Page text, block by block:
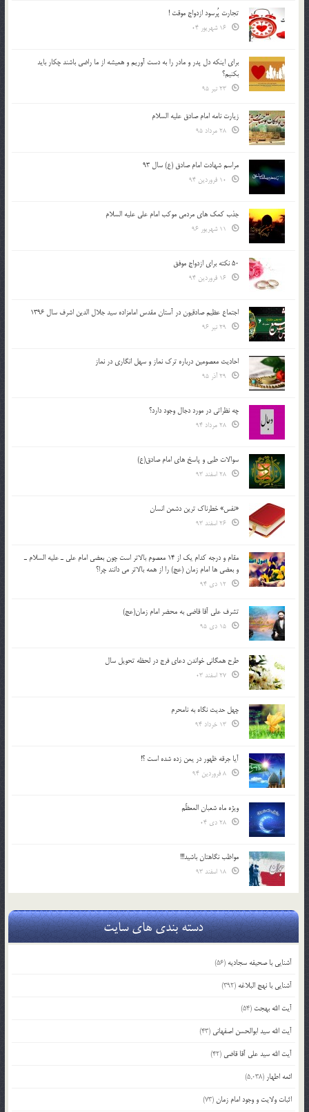
تجارت پُرسود ازدواج موقت !
براي اينكه دل پدر و مادر را به دست آوريم و هميشه از ما راضي باشند چكار بايد
بكنيم؟
زیارت نامه امام صادق علیه السلام
مراسم شهادت امام صادق (ع) سال 93
جذب کمک های مردمی موکب امام علی علیه السلام
50 نکته برای ازدواج موفق
اجتماع عظیم صادقیون در آستان مقدس امامزاده سید جلال الدین اشرف سال 1396
احادیث معصومین درباره ترک نماز و سهل انگاری در نماز
چه نظراتی در مورد دجال وجود دارد؟
سوالات طبی و پاسخ های امام صادق(ع)
«نفس» خطرناک ترین دشمن انسان
مقام و درجه كدام يك از 14 معصوم بالاتر است چون بعضي امام علي ـ عليه السلام ـ
و بعضي ها امام زمان (عج) را از همه بالاتر مي دانند چرا؟
تشرف علي آقا قاضي به محضر امام زمان(عج)
طرح همگانی خواندن دعای فرج در لحظه تحویل سال
چهل حدیث نگاه به نامحرم
آیا جرقه ظهور در یمن زده شده است ؟!
ویژه ماه شعبان المعظّم
مواظب نگاهتان باشید!!!
دسته بندی های سایت
آشنایی با صحیفه سجادیه (56)
آشنایی با نهج البلاغه (392)
آیت الله بهجت (54)
آیت الله سید ابوالحسن اصفهانی (43)
آیت الله سید علی آقا قاضی (42)
ائمه اطهار (5,038)
اثبات ولایت و وجود امام زمان(73)